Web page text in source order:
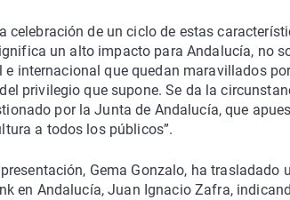
celebración de un ciclo de estas
un alto impacto para Andalucía, no
internacional que quedan maravillados
privilegio que supone. Se da la
por la Junta de Andalucía, que
a todos los públicos”.
Gema Gonzalo, ha trasladado
en Andalucía, Juan Ignacio Zafra,